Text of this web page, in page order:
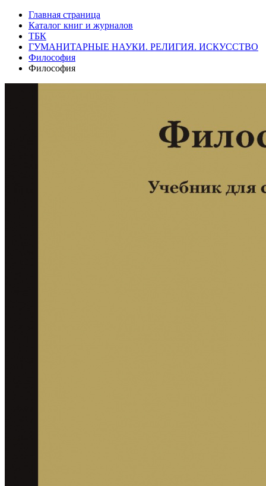
Главная страница
Каталог книг и журналов
ТБК
ГУМАНИТАРНЫЕ НАУКИ. РЕЛИГИЯ. ИСКУССТВО
Философия
Философия